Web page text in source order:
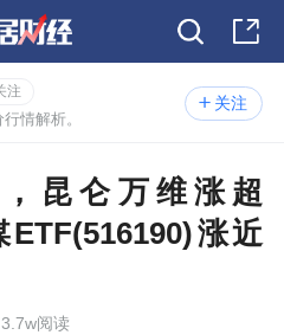
关注
注
情解析。
昆仑万维涨超
涨近
阅读